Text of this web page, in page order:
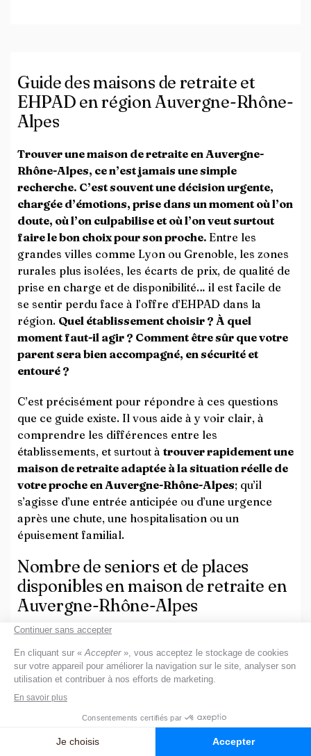
Guide des maisons de retraite et
EHPAD en région Auvergne-Rhône-
Alpes
Trouver une maison de retraite en Auvergne-
Rhône-Alpes, ce n’est jamais une simple
recherche. C’est souvent une décision urgente,
chargée d’émotions, prise dans un moment où l’on
doute, où l’on culpabilise et où l’on veut surtout
faire le bon choix pour son proche. Entre les
grandes villes comme Lyon ou Grenoble, les zones
rurales plus isolées, les écarts de prix, de qualité de
prise en charge et de disponibilité… il est facile de
se sentir perdu face à l’offre d’EHPAD dans la
région. Quel établissement choisir ? À quel
moment faut-il agir ? Comment être sûr que votre
parent sera bien accompagné, en sécurité et
entouré ?
C’est précisément pour répondre à ces questions
que ce guide existe. Il vous aide à y voir clair, à
comprendre les différences entre les
établissements, et surtout à trouver rapidement une
maison de retraite adaptée à la situation réelle de
votre proche en Auvergne-Rhône-Alpes; qu’il
s’agisse d’une entrée anticipée ou d’une urgence
après une chute, une hospitalisation ou un
épuisement familial.
Nombre de seniors et de places
disponibles en maison de retraite en
Auvergne-Rhône-Alpes
En région Auvergne-Rhône-Alpes les seniors
représentent près d’un quart de la population soit
environ2 millions de seniors(INSEE, 2022). Avec
région
Auvergne‑Rhône‑Alpes
un large choix d’établissements capables de
répondre à leurs besoins spécifiques. Les 3